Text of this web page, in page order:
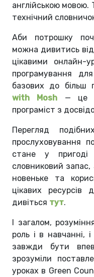
англійською
технічний
Аби потрошку
можна дивитись
цікавими онлайн-
програмування
базових до більш
with Mosh — це
програміст з
Перегляд
прослуховування
стане у
словниковий
новеньке та
цікавих ресурсів
дивіться тут.
І загалом,
роль і в навчанні,
завжди бути
зрозуміли
уроках в Green